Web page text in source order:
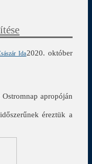
Ida2020. október
apropóján
éreztük a